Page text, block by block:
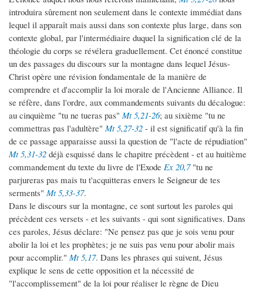
introduira sûrement non seulement dans le contexte immédiat dans
lequel il apparaît mais aussi dans son contexte plus large, dans son
contexte global, par l'intermédiaire duquel la signification clé de la
théologie du corps se révélera graduellement. Cet énoncé constitue
un des passages du discours sur la montagne dans lequel Jésus-
Christ opère une révision fondamentale de la manière de
comprendre et d'accomplir la loi morale de l'Ancienne Alliance. Il
se réfère, dans l'ordre, aux commandements suivants du décalogue:
au cinquième "tu ne tueras pas" Mt 5,21-26; au sixième "tu ne
commettras pas l'adultère" Mt 5,27-32 - il est significatif qu'à la fin
de ce passage apparaisse aussi la question de "l'acte de répudiation"
Mt 5,31-32 déjà esquissé dans le chapitre précèdent - et au huitième
commandement du texte du livre de l'Exode Ex 20,7"tu ne
parjureras pas mais tu t'acquitteras envers le Seigneur de tes
serments" Mt 5,33-37.
Dans le discours sur la montagne, ce sont surtout les paroles qui
précèdent ces versets - et les suivants - qui sont significatives. Dans
ces paroles, Jésus déclare: "Ne pensez pas que je sois venu pour
abolir la loi et les prophètes; je ne suis pas venu pour abolir mais
pour accomplir." Mt 5,17. Dans les phrases qui suivent, Jésus
explique le sens de cette opposition et la nécessité de
"l'accomplissement" de la loi pour réaliser le règne de Dieu